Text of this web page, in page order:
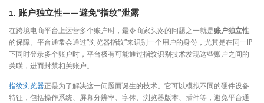
1. 账户独立性——避免“指纹”泄露
在跨境电商平台上运营多个账户时，最令商家头疼的问题之一就是账户独立性
的保障。平台通常会通过“浏览器指纹”来识别一个用户的身份，尤其是在同一IP
下同时登录多个账户时，平台极有可能通过指纹识别技术发现这些账户之间的
关联，进而封禁相关账户。
指纹浏览器正是为了解决这一问题而诞生的技术。它可以模拟不同的硬件设备
特征，包括操作系统、屏幕分辨率、字体、浏览器版本、插件等，避免平台通